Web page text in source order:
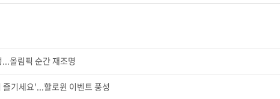
올림픽 순간 재조명
기세요'...할로윈 이벤트 풍성